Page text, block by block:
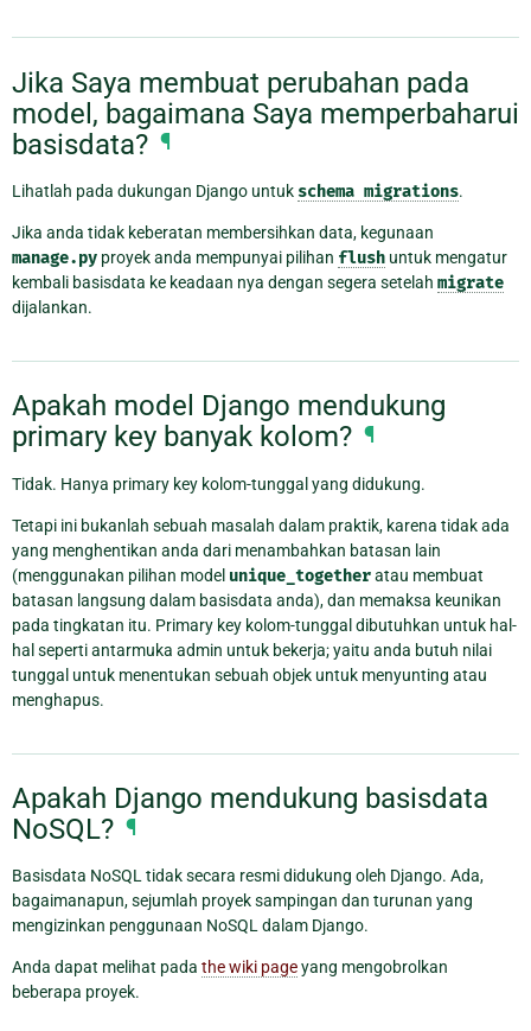
Jika Saya membuat perubahan pada
model, bagaimana Saya memperbaharui
basisdata? ¶
Lihatlah pada dukungan Django untuk schema migrations.
Jika anda tidak keberatan membersihkan data, kegunaan
manage.py proyek anda mempunyai pilihan flush untuk mengatur
kembali basisdata ke keadaan nya dengan segera setelah migrate
dijalankan.
Apakah model Django mendukung
primary key banyak kolom? ¶
Tidak. Hanya primary key kolom-tunggal yang didukung.
Tetapi ini bukanlah sebuah masalah dalam praktik, karena tidak ada
yang menghentikan anda dari menambahkan batasan lain
(menggunakan pilihan model unique_togetheratau membuat
batasan langsung dalam basisdata anda), dan memaksa keunikan
pada tingkatan itu. Primary key kolom-tunggal dibutuhkan untuk hal-
hal seperti antarmuka admin untuk bekerja; yaitu anda butuh nilai
tunggal untuk menentukan sebuah objek untuk menyunting atau
menghapus.
Apakah Django mendukung basisdata
NoSQL? ¶
Basisdata NoSQL tidak secara resmi didukung oleh Django. Ada,
bagaimanapun, sejumlah proyek sampingan dan turunan yang
mengizinkan penggunaan NoSQL dalam Django.
Anda dapat melihat pada the wiki pageyang mengobrolkan
beberapa proyek.